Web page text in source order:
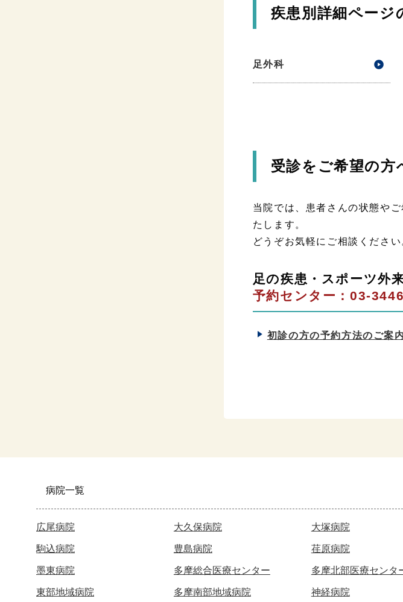
疾患別詳細ページ
足外科
受診をご希望の方
当院では、患者さんの状態や
たします。
どうぞお気軽にご相談ください
足の疾患・スポーツ外
予約センター：03-
初診の方の予約方法のご案内
病院一覧
広尾病院 大久保病院 大塚病院
駒込病院 豊島病院 荏原病院
墨東病院 多摩総合医療センター 多摩北部医療センタ
東部地域病院 多摩南部地域病院 神経病院